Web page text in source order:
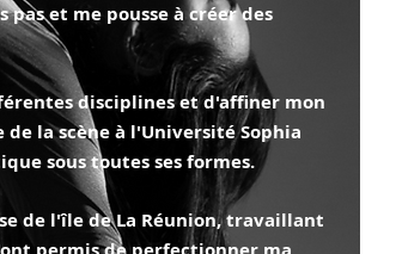
et me pousse à créer des
disciplines et d'affiner mon
la scène à l'Université Sophia
sous toutes ses formes.
de l'île de La Réunion, travaillant